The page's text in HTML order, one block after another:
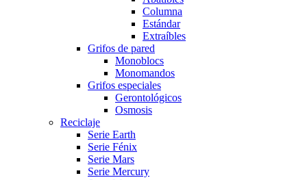
Columna
Estándar
Extraíbles
Grifos de pared
Monoblocs
Monomandos
Grifos especiales
Gerontológicos
Osmosis
Reciclaje
Serie Earth
Serie Fénix
Serie Mars
Serie Mercury